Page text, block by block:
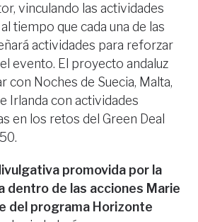
vinculando las actividades
tiempo que cada una de las
actividades para reforzar
evento. El proyecto andaluz
con Noches de Suecia, Malta,
Irlanda con actividades
en los retos del Green Deal
promovida por la
dentro de las acciones Marie
del programa Horizonte